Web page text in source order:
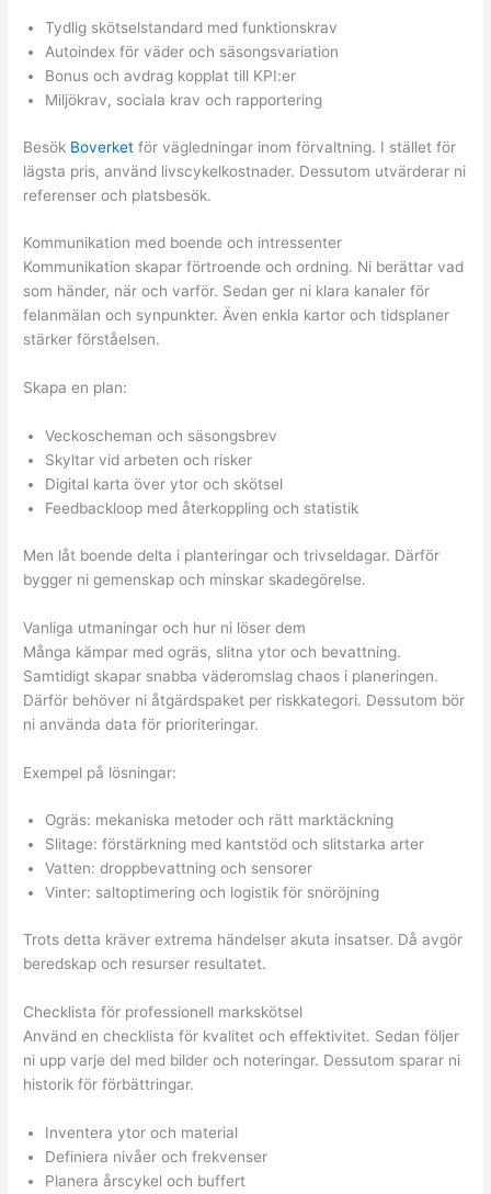
Tydlig skötselstandard med funktionskrav
Autoindex för väder och säsongsvariation
Bonus och avdrag kopplat till KPI:er
Miljökrav, sociala krav och rapportering
Besök Boverket för vägledningar inom förvaltning. I stället för
lägsta pris, använd livscykelkostnader. Dessutom utvärderar ni
referenser och platsbesök.
Kommunikation med boende och intressenter
Kommunikation skapar förtroende och ordning. Ni berättar vad
som händer, när och varför. Sedan ger ni klara kanaler för
felanmälan och synpunkter. Även enkla kartor och tidsplaner
stärker förståelsen.
Skapa en plan:
Veckoscheman och säsongsbrev
Skyltar vid arbeten och risker
Digital karta över ytor och skötsel
Feedbackloop med återkoppling och statistik
Men låt boende delta i planteringar och trivseldagar. Därför
bygger ni gemenskap och minskar skadegörelse.
Vanliga utmaningar och hur ni löser dem
Många kämpar med ogräs, slitna ytor och bevattning.
Samtidigt skapar snabba väderomslag chaos i planeringen.
Därför behöver ni åtgärdspaket per riskkategori. Dessutom bör
ni använda data för prioriteringar.
Exempel på lösningar:
Ogräs: mekaniska metoder och rätt marktäckning
Slitage: förstärkning med kantstöd och slitstarka arter
Vatten: droppbevattning och sensorer
Vinter: saltoptimering och logistik för snöröjning
Trots detta kräver extrema händelser akuta insatser. Då avgör
beredskap och resurser resultatet.
Checklista för professionell markskötsel
Använd en checklista för kvalitet och effektivitet. Sedan följer
ni upp varje del med bilder och noteringar. Dessutom sparar ni
historik för förbättringar.
Inventera ytor och material
Definiera nivåer och frekvenser
Planera årscykel och buffert